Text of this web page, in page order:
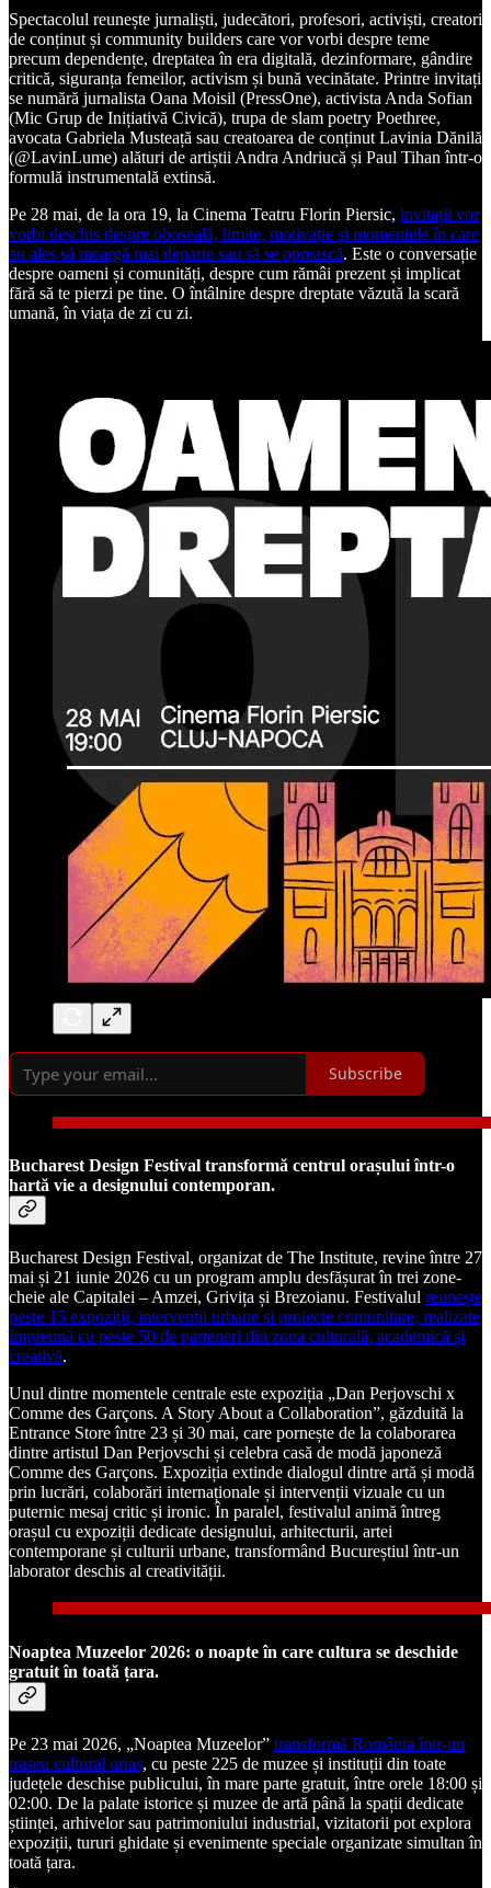
Spectacolul reunește jurnaliști, judecători, profesori, activiști, creatori
de conținut și community builders care vor vorbi despre teme
precum dependențe, dreptatea în era digitală, dezinformare, gândire
critică, siguranța femeilor, activism și bună vecinătate. Printre invitați
se numără jurnalista Oana Moisil (PressOne), activista Anda Sofian
(Mic Grup de Inițiativă Civică), trupa de slam poetry Poethree,
avocata Gabriela Musteață sau creatoarea de conținut Lavinia Dănilă
(@LavinLume) alături de artiștii Andra Andriucă și Paul Tihan într-o
formulă instrumentală extinsă.
Pe 28 mai, de la ora 19, la Cinema Teatru Florin Piersic, invitații vor
vorbi deschis despre oboseală, limite, motivație și momentele în care
au ales să meargă mai departe sau să se oprească. Este o conversație
despre oameni și comunități, despre cum rămâi prezent și implicat
fără să te pierzi pe tine. O întâlnire despre dreptate văzută la scară
umană, în viața de zi cu zi.
Subscribe
Bucharest Design Festival transformă centrul orașului într-o
hartă vie a designului contemporan.
Bucharest Design Festival, organizat de The Institute, revine între 27
mai și 21 iunie 2026 cu un program amplu desfășurat în trei zone-
cheie ale Capitalei – Amzei, Grivița și Brezoianu. Festivalul reunește
peste 15 expoziții, intervenții urbane și proiecte comunitare, realizate
împreună cu peste 50 de parteneri din zona culturală, academică și
creativă.
Unul dintre momentele centrale este expoziția „Dan Perjovschi x
Comme des Garçons. A Story About a Collaboration”, găzduită la
Entrance Store între 23 și 30 mai, care pornește de la colaborarea
dintre artistul Dan Perjovschi și celebra casă de modă japoneză
Comme des Garçons. Expoziția extinde dialogul dintre artă și modă
prin lucrări, colaborări internaționale și intervenții vizuale cu un
puternic mesaj critic și ironic. În paralel, festivalul animă întreg
orașul cu expoziții dedicate designului, arhitecturii, artei
contemporane și culturii urbane, transformând Bucureștiul într-un
laborator deschis al creativității.
Noaptea Muzeelor 2026: o noapte în care cultura se deschide
gratuit în toată țara.
Pe 23 mai 2026, „Noaptea Muzeelor” transformă România într-un
traseu cultural uriaș, cu peste 225 de muzee și instituții din toate
județele deschise publicului, în mare parte gratuit, între orele 18:00 și
02:00. De la palate istorice și muzee de artă până la spații dedicate
științei, arhivelor sau patrimoniului industrial, vizitatorii pot explora
expoziții, tururi ghidate și evenimente speciale organizate simultan în
toată țara.